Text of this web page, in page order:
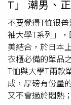
復古套圈圈。（
牌提供、黃筱婷
9月6日 (五) 至9
消費滿NT$3,800
款，即可獲得原
牌提供）
華風，保暖之餘
MV與宣傳照中
演不同個性潮流
4,890（圖／品牌
／5,690元（圖
T」 潮男、
不要覺得T恤很
袖大學T系列」
美結合，於日本
衣櫃必備的單品
T恤與大學T兩款
成，厚磅有份量
又不會過於悶熱